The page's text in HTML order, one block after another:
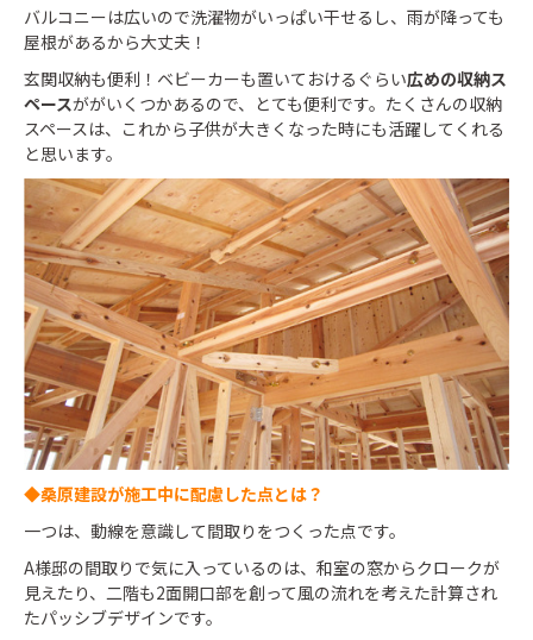
バルコニーは広いので洗濯物がいっぱい干せるし、雨が降っても
屋根があるから大丈夫！
玄関収納も便利！ベビーカーも置いておけるぐらい広めの収納ス
ペースががいくつかあるので、とても便利です。たくさんの収納
スペースは、これから子供が大きくなった時にも活躍してくれる
と思います。
◆桑原建設が施工中に配慮した点とは？
一つは、動線を意識して間取りをつくった点です。
A様邸の間取りで気に入っているのは、和室の窓からクロークが
見えたり、二階も2面開口部を創って風の流れを考えた計算され
たパッシブデザインです。